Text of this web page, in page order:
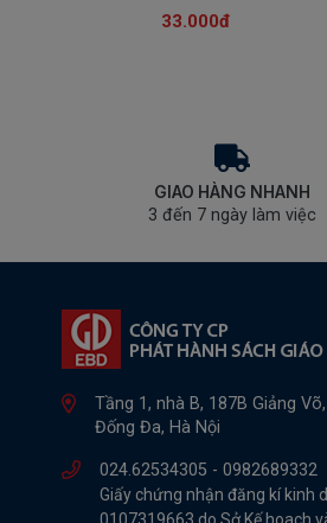
33.000đ
GIAO HÀNG NHANH
3 đến 7 ngày làm việc
Tầng 1, nhà B, 187B Giảng
Đống Đa, Hà Nội
024.62534305 - 0982689332
Giấy chứng nhận đăng kí kinh